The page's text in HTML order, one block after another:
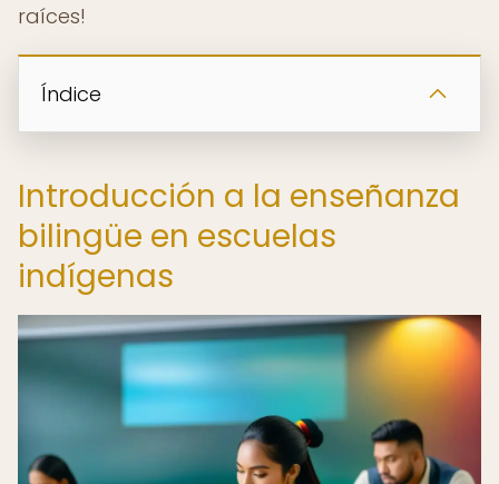
raíces!
Índice
Introducción a la enseñanza
bilingüe en escuelas
indígenas